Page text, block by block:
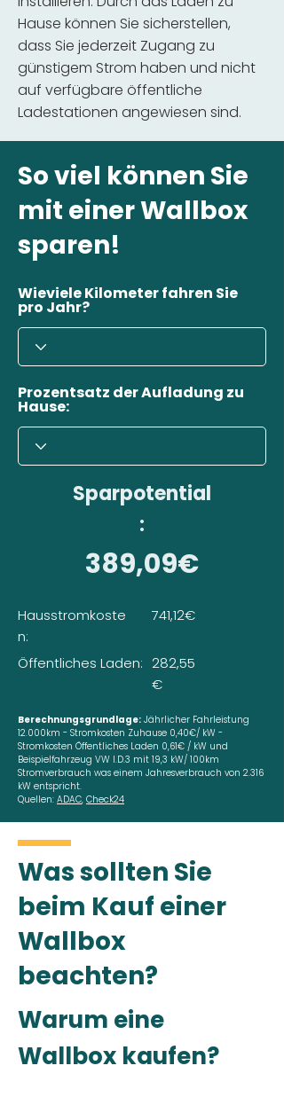
Hause können Sie sicherstellen,
dass Sie jederzeit Zugang zu
günstigem Strom haben und nicht
auf verfügbare öffentliche
Ladestationen angewiesen sind.
So viel können Sie
mit einer Wallbox
sparen!
Wieviele Kilometer fahren Sie
pro Jahr?
Prozentsatz der Aufladung zu
Hause:
Sparpotential
:
389,09€
Hausstromkoste
n:
Öffentliches Laden:
741,12€
282,55
€
Berechnungsgrundlage: Jährlicher Fahrleistung
12.000km - Stromkosten Zuhause 0,40€/ kW -
Stromkosten Öffentliches Laden 0,61€ / kW und
Beispielfahrzeug VW I.D.3 mit 19,3 kW/ 100km
Stromverbrauch was einem Jahresverbrauch von 2.316
kW entspricht.
Quellen: ADAC, Check24
Was sollten Sie
beim Kauf einer
Wallbox
beachten?
Warum eine
Wallbox kaufen?